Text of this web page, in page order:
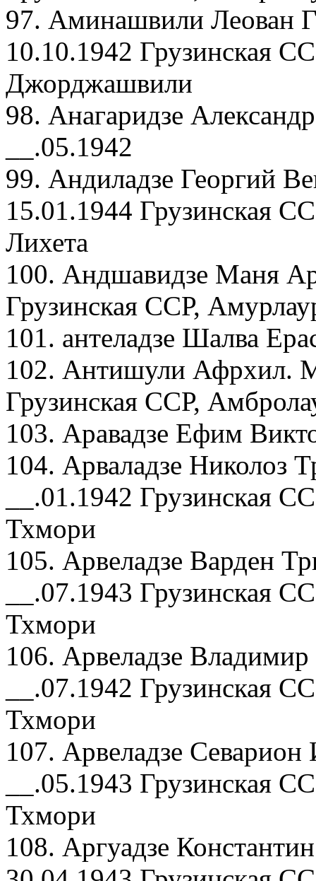
97. Аминашвили Леован
10.10.1942 Грузинская
Джорджашвили
98. Анагаридзе
__.05.1942
99. Андиладзе Георгий
15.01.1944 Грузинская
Лихета
100. Андшавидзе Маня
Грузинская ССР,
101. антеладзе Шалва
102. Антишули Афрхил.
Грузинская ССР,
103. Аравадзе Ефим
104. Арваладзе Николоз
__.01.1942 Грузинская
Тхмори
105. Арвеладзе Варден
__.07.1943 Грузинская
Тхмори
106. Арвеладзе
__.07.1942 Грузинская
Тхмори
107. Арвеладзе
__.05.1943 Грузинская
Тхмори
108. Аргуадзе